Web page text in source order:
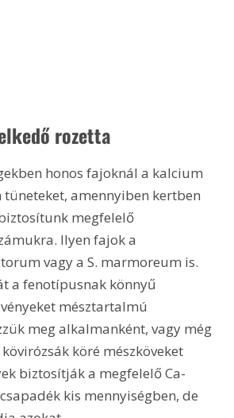
rozetta
honos fajoknál a kalcium
tüneteket, amennyiben kertben
megfelelő
Ilyen fajok a
vagy a S. marmoreum is.
a fenotípusnak könnyű
mésztartalmú
meg alkalmanként, vagy még
köré mészköveket
biztosítják a megfelelő Ca-
kis mennyiségben, de